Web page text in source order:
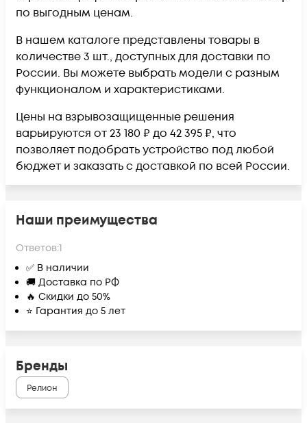
по выгодным ценам.
В нашем каталоге представлены товары в
количестве 3 шт., доступных для доставки по
России. Вы можете выбрать модели с разным
функционалом и характеристиками.
Цены на взрывозащищенные решения
варьируются от 23 180 ₽ до 42 395 ₽, что
позволяет подобрать устройство под любой
бюджет и заказать с доставкой по всей России.
Наши преимущества
Ответов:1
✅ В наличии
🚚 Доставка по РФ
🔥 Скидки до 50%
⭐ Гарантия до 5 лет
Бренды
Релион